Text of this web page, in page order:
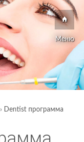
Меню
› Dentist программа